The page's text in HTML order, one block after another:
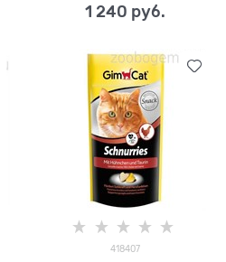
1 240 руб.
418407